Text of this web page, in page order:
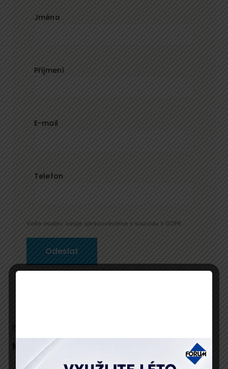
Jméno
Příjmení
E-mail
Telefon
Vaše osobní údaje zpracováváme v souladu s GDPR.
Místo konání